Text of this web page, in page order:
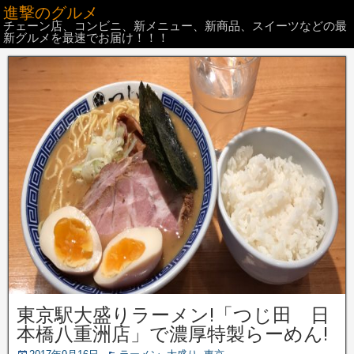
進撃のグルメ
チェーン店、コンビニ、新メニュー、新商品、スイーツなどの最
新グルメを最速でお届け！！！
東京駅大盛りラーメン!「つじ田 日
本橋八重洲店」で濃厚特製らーめん!